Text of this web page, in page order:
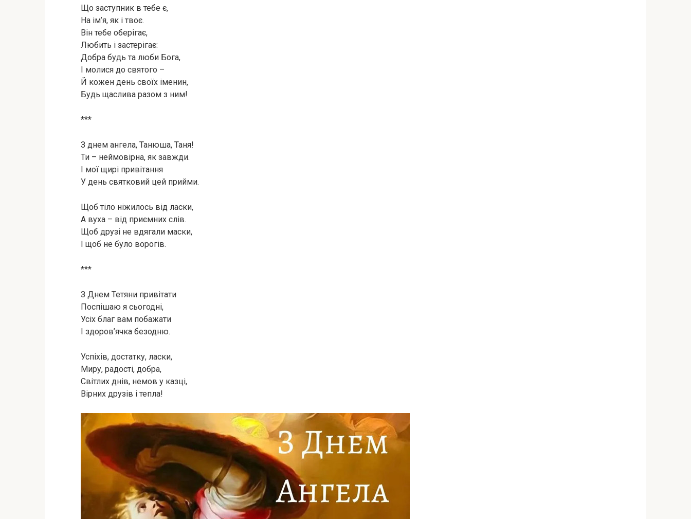
Що заступник в тебе є,
На ім’я, як і твоє.
Він тебе оберігає,
Любить і застерігає:
Добра будь та люби Бога,
І молися до святого –
Й кожен день своїх іменин,
Будь щаслива разом з ним!
***
З днем ангела, Танюша, Таня!
Ти – неймовірна, як завжди.
І мої щирі привітання
У день святковий цей прийми.
Щоб тіло ніжилось від ласки,
А вуха – від приємних слів.
Щоб друзі не вдягали маски,
І щоб не було ворогів.
***
З Днем Тетяни привітати
Поспішаю я сьогодні,
Усіх благ вам побажати
І здоров’ячка безодню.
Успіхів, достатку, ласки,
Миру, радості, добра,
Світлих днів, немов у казці,
Вірних друзів і тепла!